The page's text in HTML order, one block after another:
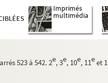
Imprimés
multimédia
523 à 542. 2e, 3e, 10e, 11eet